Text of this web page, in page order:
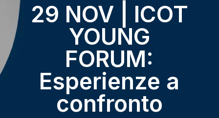
29 NOV | ICOT
YOUNG
FORUM:
Esperienze a
confronto